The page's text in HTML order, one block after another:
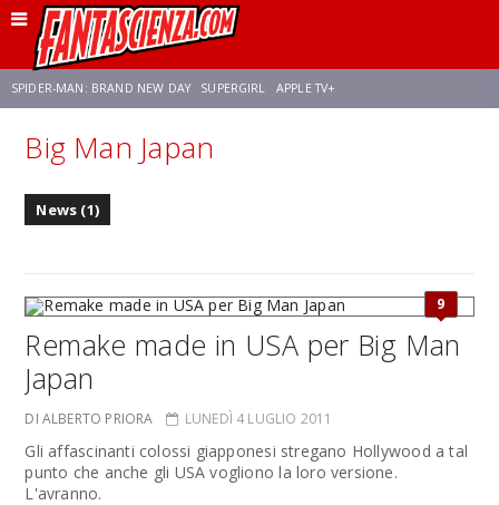
SPIDER-MAN: BRAND NEW DAY SUPERGIRL APPLE TV+
FRANCO RICCIARDIELLO ZENDAYA
Big Man Japan
News (1)
9
Remake made in USA per Big Man
Japan
DI ALBERTO PRIORA LUNEDÌ 4 LUGLIO 2011
Gli affascinanti colossi giapponesi stregano Hollywood a tal
punto che anche gli USA vogliono la loro versione.
L'avranno.